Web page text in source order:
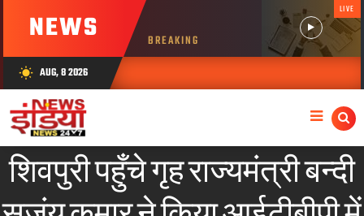
NEWS BREAKING
LIVE
wb_sunny AUG, 8 2026
शिवपुरी पहुँचे गृह राज्यमंत्री बन्दी